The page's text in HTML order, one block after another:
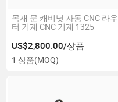
목재 문 캐비닛 자동 CNC 라우
터 기계 CNC 기계 1325
US$2,800.00/상품
1 상품(MOQ)